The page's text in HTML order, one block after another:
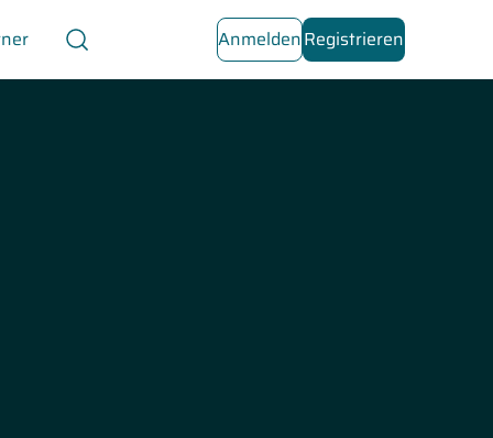
AnmeldenRegistrieren